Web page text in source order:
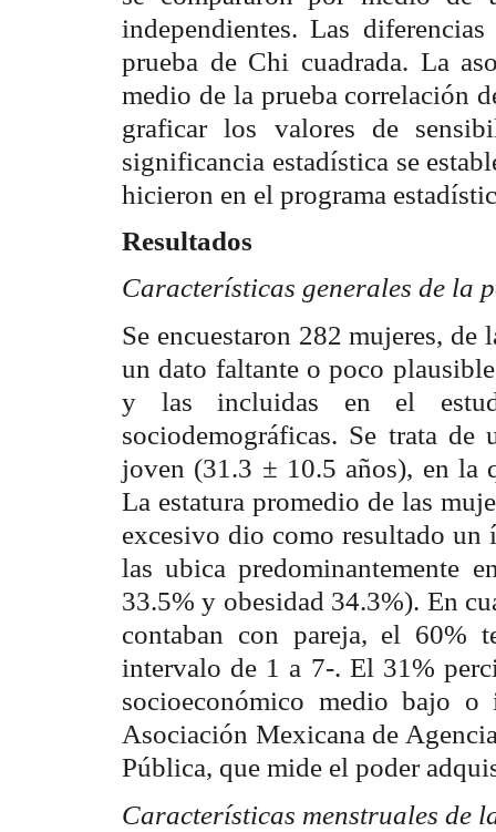
independientes. Las
prueba de Chi cuadrada. La
medio de la prueba correlación
graficar los valores de
significancia estadística se
hicieron en el programa
Resultados
Características generales de la
Se encuestaron 282 mujeres,
un dato faltante o poco
y las incluidas en el
sociodemográficas. Se trata de
joven (31.3 ± 10.5 años), en la
La estatura promedio de las
excesivo dio como resultado un
las ubica predominantemente
33.5% y obesidad 34.3%). En
contaban con pareja, el 60%
intervalo de 1 a 7-. El 31%
socioeconómico medio bajo
Asociación Mexicana de
Pública, que mide el poder
Características menstruales de